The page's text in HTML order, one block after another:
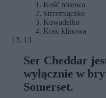
Kość nosowa
Strzemiączko
Kowadełko
Kość klinowa
13
Ser Cheddar
wyłącznie w
Somerset.